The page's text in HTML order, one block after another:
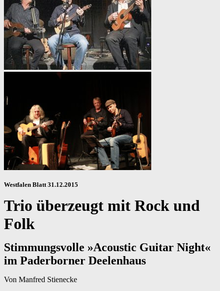
Westfalen Blatt 31.12.2015
Trio überzeugt mit Rock und
Folk
Stimmungsvolle »Acoustic Guitar Night«
im Paderborner Deelenhaus
Von Manfred Stienecke